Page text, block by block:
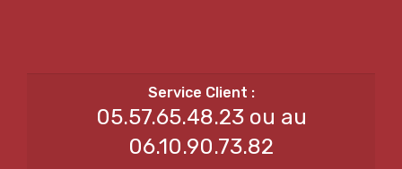
05.57.65.48.23 ou au
06.10.90.73.82